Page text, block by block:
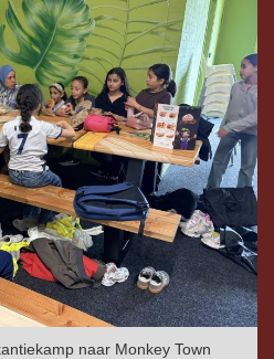
naar Monkey Town